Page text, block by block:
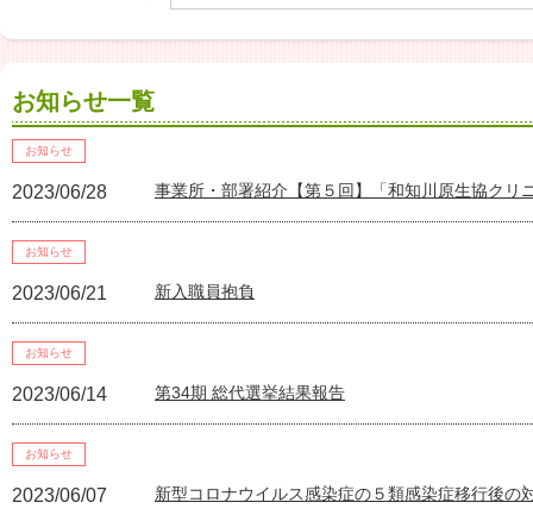
お知らせ一覧
お知らせ
2023/06/28 事業所・部署紹介【第５回】「和知川原生協クリ
お知らせ
2023/06/21 新入職員抱負
お知らせ
2023/06/14 第34期 総代選挙結果報告
お知らせ
2023/06/07 新型コロナウイルス感染症の５類感染症移行後の